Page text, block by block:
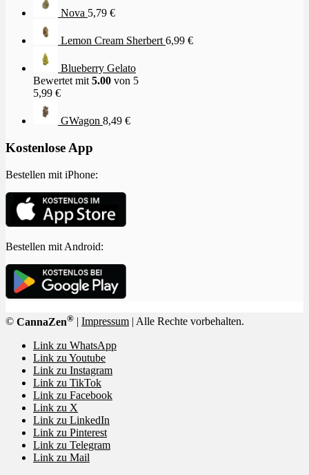
Nova 5,79 €
Lemon Cream Sherbert 6,99 €
Blueberry Gelato
Bewertet mit 5.00 von 5
5,99 €
GWagon 8,49 €
Kostenlose App
Bestellen mit iPhone:
Bestellen mit Android:
© CannaZen® Impressum | Alle Rechte vorbehalten.
Link zu WhatsApp
Link zu Youtube
Link zu Instagram
Link zu TikTok
Link zu Facebook
Link zu X
Link zu LinkedIn
Link zu Pinterest
Link zu Telegram
Link zu Mail